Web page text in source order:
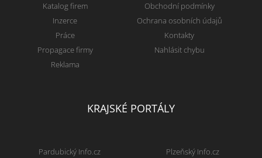
Katalog firem
Inzerce
Práce
Propagace firmy
Reklama
Obchodní podmínky
Ochrana osobních údajů
Kontakty
Nahlásit chybu
KRAJSKÉ PORTÁLY
Pardubický Info.cz
Plzeňský Info.cz